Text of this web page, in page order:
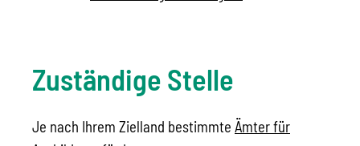
Zuständige Stelle
Je nach Ihrem Zielland bestimmte Ämter für